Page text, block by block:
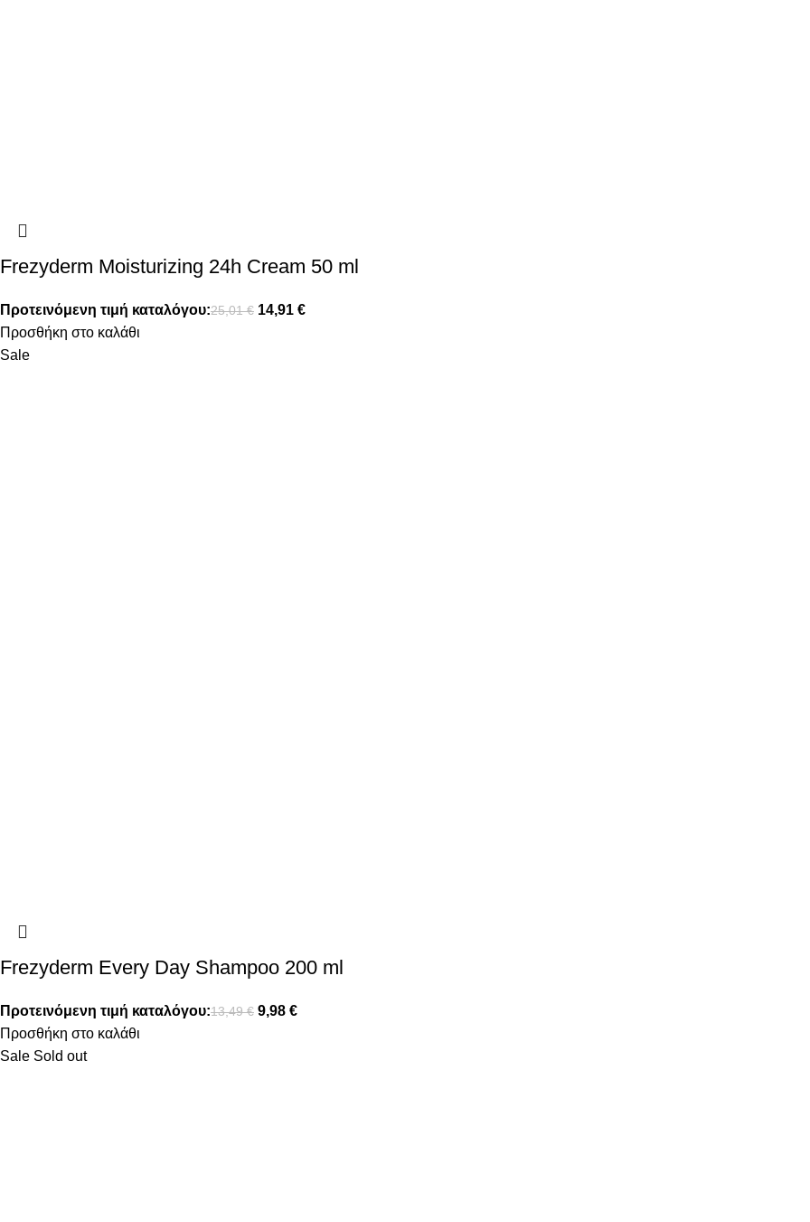
Frezyderm Moisturizing 24h Cream 50 ml
Προτεινόμενη τιμή καταλόγου:25,01€ 14,91 €
Προσθήκη στο καλάθι
Sale
Frezyderm Every Day Shampoo 200 ml
Προτεινόμενη τιμή καταλόγου:13,49€ 9,98 €
Προσθήκη στο καλάθι
Sale Sold out